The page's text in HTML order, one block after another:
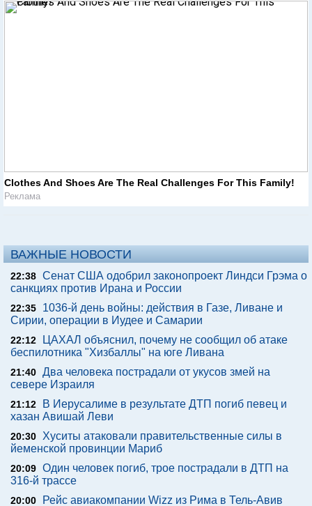
Clothes And Shoes Are The Real Challenges For This Family!
Реклама
ВАЖНЫЕ НОВОСТИ
22:38 Сенат США одобрил законопроект Линдси Грэма о
санкциях против Ирана и России
22:35
1036-й день войны: действия в Газе, Ливане и
Сирии, операции в Иудее и Самарии
22:12
ЦАХАЛ объяснил, почему не сообщил об атаке
беспилотника "Хизбаллы" на юге Ливана
21:40 Два человека пострадали от укусов змей на
севере Израиля
21:12
В Иерусалиме в результате ДТП погиб певец и
хазан Авишай Леви
20:30 Хуситы атаковали правительственные силы в
йеменской провинции Мариб
20:09 Один человек погиб, трое пострадали в ДТП на
316-й трассе
20:00 Рейс авиакомпании Wizz из Рима в Тель-Авив